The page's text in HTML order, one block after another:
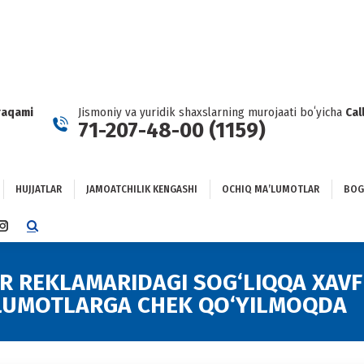
Jismoniy va yuridik shaxslarning murojaati boʻyicha
71-207-48-00 (1159)
HUJJATLAR JAMOATCHILIK KENGASHI OCHIQ MAʼLUMOTLAR
INSTAGRAM
IN
NEW
WINDOW
REKLAMARIDAGI SOG‘LIQQA XAVF
CHEK QO‘YILMOQDA